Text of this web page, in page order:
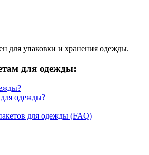
для упаковки и хранения одежды.
для одежды:
одежды?
для одежды (FAQ)